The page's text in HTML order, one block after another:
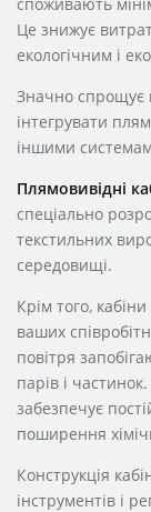
Це знижує
екологічним і
Значно спрощує
інтегрувати
іншими
Плямовивідні
спеціально
текстильних
середовищі.
Крім того,
ваших
повітря
парів і
забезпечує
поширення
Конструкція
інструментів і